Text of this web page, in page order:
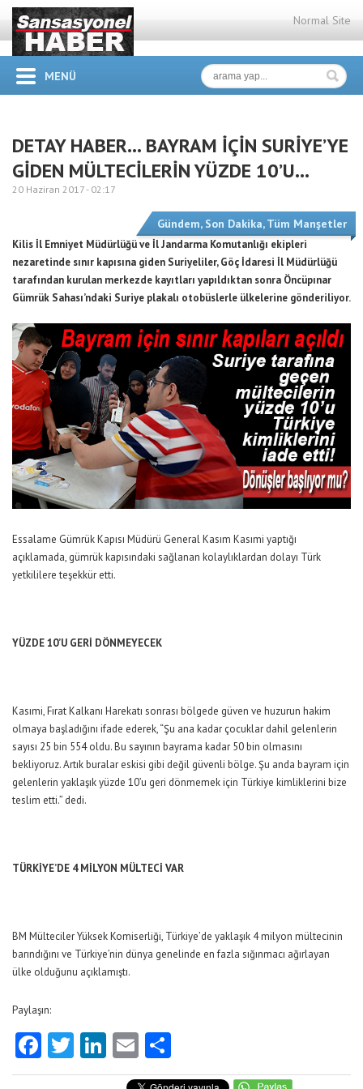
Normal Site
MENÜ
DETAY HABER… BAYRAM İÇİN SURİYE’YE
GİDEN MÜLTECİLERİN YÜZDE 10’U…
20 Haziran 2017 - 02:17
Gündem, Son Dakika,Tüm Manşetler
Kilis İl Emniyet Müdürlüğü ve İl Jandarma Komutanlığı ekipleri
nezaretinde sınır kapısına giden Suriyeliler, Göç İdaresi İl Müdürlüğü
tarafından kurulan merkezde kayıtları yapıldıktan sonra Öncüpınar
Gümrük Sahası’ndaki Suriye plakalı otobüslerle ülkelerine gönderiliyor.
Essalame Gümrük Kapısı Müdürü General Kasım Kasımi yaptığı
açıklamada, gümrük kapısındaki sağlanan kolaylıklardan dolayı Türk
yetkililere teşekkür etti.
YÜZDE 10’U GERİ DÖNMEYECEK
Kasımi, Fırat Kalkanı Harekatı sonrası bölgede güven ve huzurun hakim
olmaya başladığını ifade ederek, “Şu ana kadar çocuklar dahil gelenlerin
sayısı 25 bin 554 oldu. Bu sayının bayrama kadar 50 bin olmasını
bekliyoruz. Artık buralar eskisi gibi değil güvenli bölge. Şu anda bayram için
gelenlerin yaklaşık yüzde 10’u geri dönmemek için Türkiye kimliklerini bize
teslim etti.” dedi.
TÜRKİYE’DE 4 MİLYON MÜLTECİ VAR
BM Mülteciler Yüksek Komiserliği, Türkiye’de yaklaşık 4 milyon mültecinin
barındığını ve Türkiye’nin dünya genelinde en fazla sığınmacı ağırlayan
ülke olduğunu açıklamıştı.
Paylaşın:
Facebook
Twitter
LinkedIn
Email